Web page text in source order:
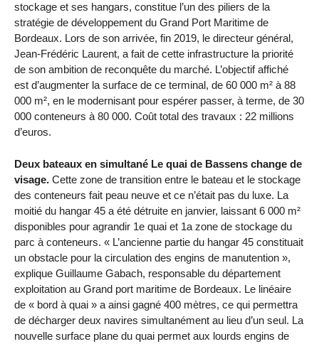
stockage et ses hangars, constitue l’un des piliers de la
stratégie de développement du Grand Port Maritime de
Bordeaux. Lors de son arrivée, fin 2019, le directeur général,
Jean-Frédéric Laurent, a fait de cette infrastructure la priorité
de son ambition de reconquête du marché. L’objectif affiché
est d’augmenter la surface de ce terminal, de 60 000 m² à 88
000 m², en le modernisant pour espérer passer, à terme, de 30
000 conteneurs à 80 000. Coût total des travaux : 22 millions
d’euros.
Deux bateaux en simultané Le quai de Bassens change de
visage. Cette zone de transition entre le bateau et le stockage
des conteneurs fait peau neuve et ce n’était pas du luxe. La
moitié du hangar 45 a été détruite en janvier, laissant 6 000 m²
disponibles pour agrandir 1e quai et 1a zone de stockage du
parc à conteneurs. « L’ancienne partie du hangar 45 constituait
un obstacle pour la circulation des engins de manutention »,
explique Guillaume Gabach, responsable du département
exploitation au Grand port maritime de Bordeaux. Le linéaire
de « bord à quai » a ainsi gagné 400 mètres, ce qui permettra
de décharger deux navires simultanément au lieu d’un seul. La
nouvelle surface plane du quai permet aux lourds engins de